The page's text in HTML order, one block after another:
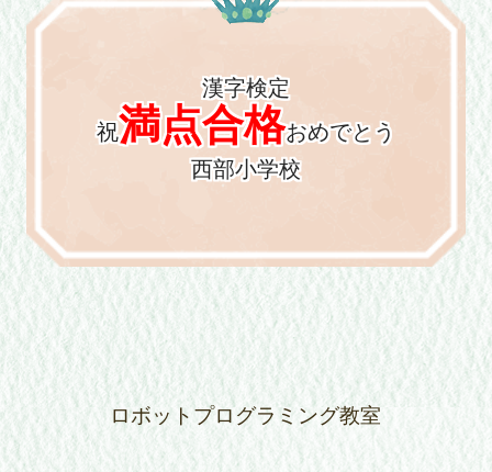
漢字検定
祝満点合格おめでとう
西部小学校
ロボットプログラミング教室